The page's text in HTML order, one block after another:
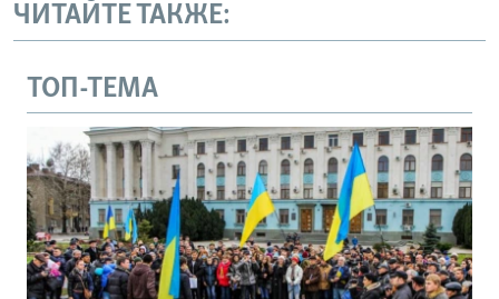
ЧИТАЙТЕ ТАКЖЕ:
ТОП-ТЕМА